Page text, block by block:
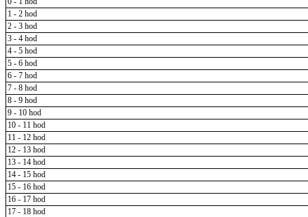
1 - 2 hod
2 - 3 hod
3 - 4 hod
4 - 5 hod
5 - 6 hod
6 - 7 hod
7 - 8 hod
8 - 9 hod
9 - 10 hod
10 - 11 hod
11 - 12 hod
12 - 13 hod
13 - 14 hod
14 - 15 hod
15 - 16 hod
16 - 17 hod
17 - 18 hod